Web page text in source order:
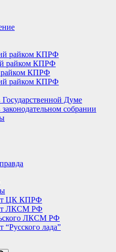
райком КПРФ
райком КПРФ
КПРФ
райком КПРФ
Думе
собрании
ЦК КПРФ
ЛКСМ РФ
ЛКСМ РФ
“Русского лада”